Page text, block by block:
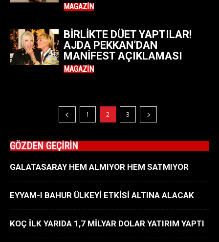
MAGAZIN
BIRLIKTE DÜET YAPTILAR!
AJDA PEKKAN’DAN
MANIFEST AÇIKLAMASI
MAGAZIN
1 2 3
GÖZDEN GEÇİRİN
GALATASARAY HEM ALMIYOR HEM SATMIYOR
EYYAM-I BAHUR ÜLKEYİ ETKİSİ ALTINA ALACAK
KOÇ İLK YARIDA 1,7 MİLYAR DOLAR YATIRIM YAPTI